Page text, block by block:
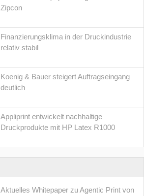
Zipcon
Finanzierungsklima in der Druckindustrie
relativ stabil
Koenig & Bauer steigert Auftragseingang
deutlich
Appliprint entwickelt nachhaltige
Druckprodukte mit HP Latex R1000
Aktuelles Whitepaper zu Agentic Print von